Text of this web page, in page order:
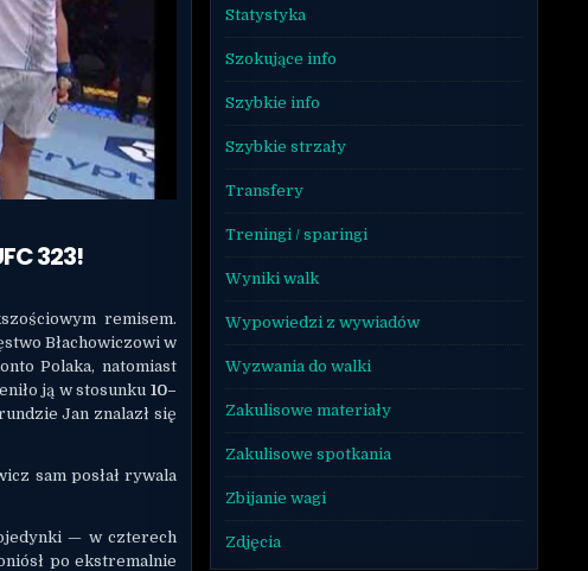
323!
remisem.
Błachowiczowi w
Polaka, natomiast
ją w stosunku 10–
Jan znalazł się
sam posłał rywala
— w czterech
po ekstremalnie
Statystyka
Szokujące info
Szybkie info
Szybkie strzały
Transfery
Treningi / sparingi
Wyniki walk
Wypowiedzi z wywiadów
Wyzwania do walki
Zakulisowe materiały
Zakulisowe spotkania
Zbijanie wagi
Zdjęcia